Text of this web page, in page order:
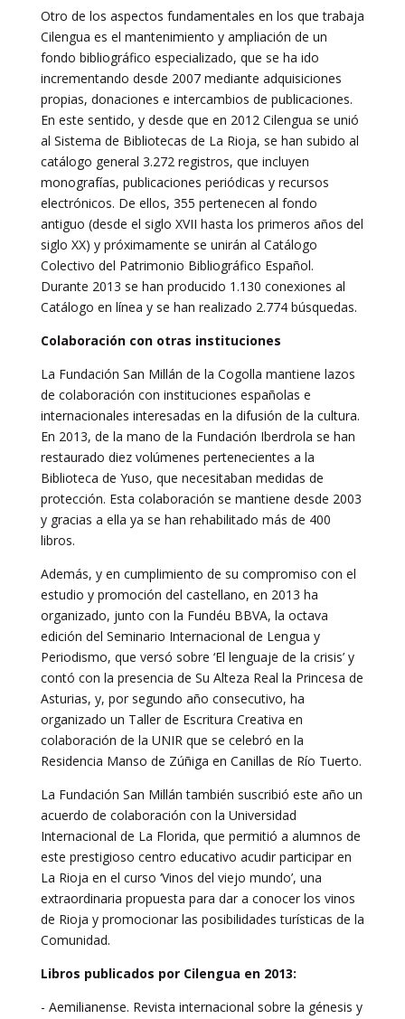
Otro de los aspectos fundamentales en los que trabaja
Cilengua es el mantenimiento y ampliación de un
fondo bibliográfico especializado, que se ha ido
incrementando desde 2007 mediante adquisiciones
propias, donaciones e intercambios de publicaciones.
En este sentido, y desde que en 2012 Cilengua se unió
al Sistema de Bibliotecas de La Rioja, se han subido al
catálogo general 3.272 registros, que incluyen
monografías, publicaciones periódicas y recursos
electrónicos. De ellos, 355 pertenecen al fondo
antiguo (desde el siglo XVII hasta los primeros años del
siglo XX) y próximamente se unirán al Catálogo
Colectivo del Patrimonio Bibliográfico Español.
Durante 2013 se han producido 1.130 conexiones al
Catálogo en línea y se han realizado 2.774 búsquedas.
Colaboración con otras instituciones
La Fundación San Millán de la Cogolla mantiene lazos
de colaboración con instituciones españolas e
internacionales interesadas en la difusión de la cultura.
En 2013, de la mano de la Fundación Iberdrola se han
restaurado diez volúmenes pertenecientes a la
Biblioteca de Yuso, que necesitaban medidas de
protección. Esta colaboración se mantiene desde 2003
y gracias a ella ya se han rehabilitado más de 400
libros.
Además, y en cumplimiento de su compromiso con el
estudio y promoción del castellano, en 2013 ha
organizado, junto con la Fundéu BBVA, la octava
edición del Seminario Internacional de Lengua y
Periodismo, que versó sobre ‘El lenguaje de la crisis’ y
contó con la presencia de Su Alteza Real la Princesa de
Asturias, y, por segundo año consecutivo, ha
organizado un Taller de Escritura Creativa en
colaboración de la UNIR que se celebró en la
Residencia Manso de Zúñiga en Canillas de Río Tuerto.
La Fundación San Millán también suscribió este año un
acuerdo de colaboración con la Universidad
Internacional de La Florida, que permitió a alumnos de
este prestigioso centro educativo acudir participar en
La Rioja en el curso ‘Vinos del viejo mundo’, una
extraordinaria propuesta para dar a conocer los vinos
de Rioja y promocionar las posibilidades turísticas de la
Comunidad.
Libros publicados por Cilengua en 2013:
- Aemilianense. Revista internacional sobre la génesis y